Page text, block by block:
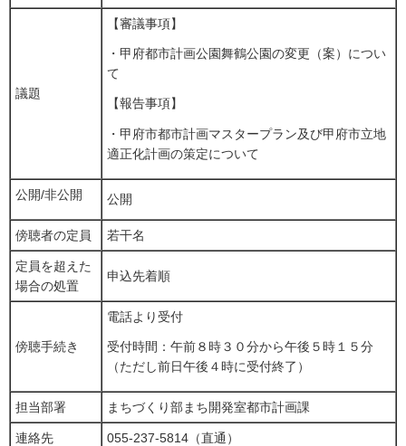
議題
【審議事項】
・甲府都市計画公園舞鶴公園の変更（案）につい
て
【報告事項】
・甲府市都市計画マスタープラン及び甲府市立地
適正化計画の策定について
公開/非公開 公開
傍聴者の定員 若干名
定員を超えた
場合の処置
申込先着順
傍聴手続き
電話より受付
受付時間：午前８時３０分から午後５時１５分
（ただし前日午後４時に受付終了）
担当部署 まちづくり部まち開発室都市計画課
連絡先 055-237-5814（直通）